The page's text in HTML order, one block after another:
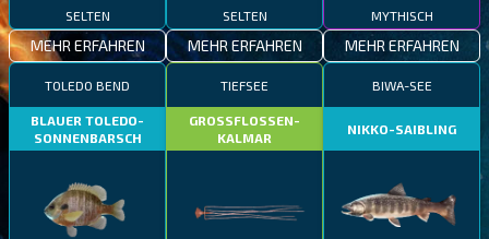
SELTEN
MEHR ERFAHREN
SELTEN
MEHR ERFAHREN
MYTHISCH
MEHR ERFAHREN
TOLEDO BEND
BLAUER TOLEDO-
SONNENBARSCH
TIEFSEE
GROSSFLOSSEN-
KALMAR
BIWA-SEE
NIKKO-SAIBLING